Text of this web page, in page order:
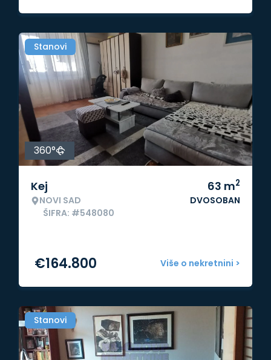
Stanovi
360°
Kej
NOVI SAD
ŠIFRA: #548080
63 m2
DVOSOBAN
Više o nekretnini >
€164.800
Stanovi